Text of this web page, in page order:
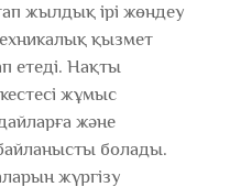
жылдық ірі жөндеу
қызмет
етеді. Нақты
жұмыс
және
болады.
жүргізу